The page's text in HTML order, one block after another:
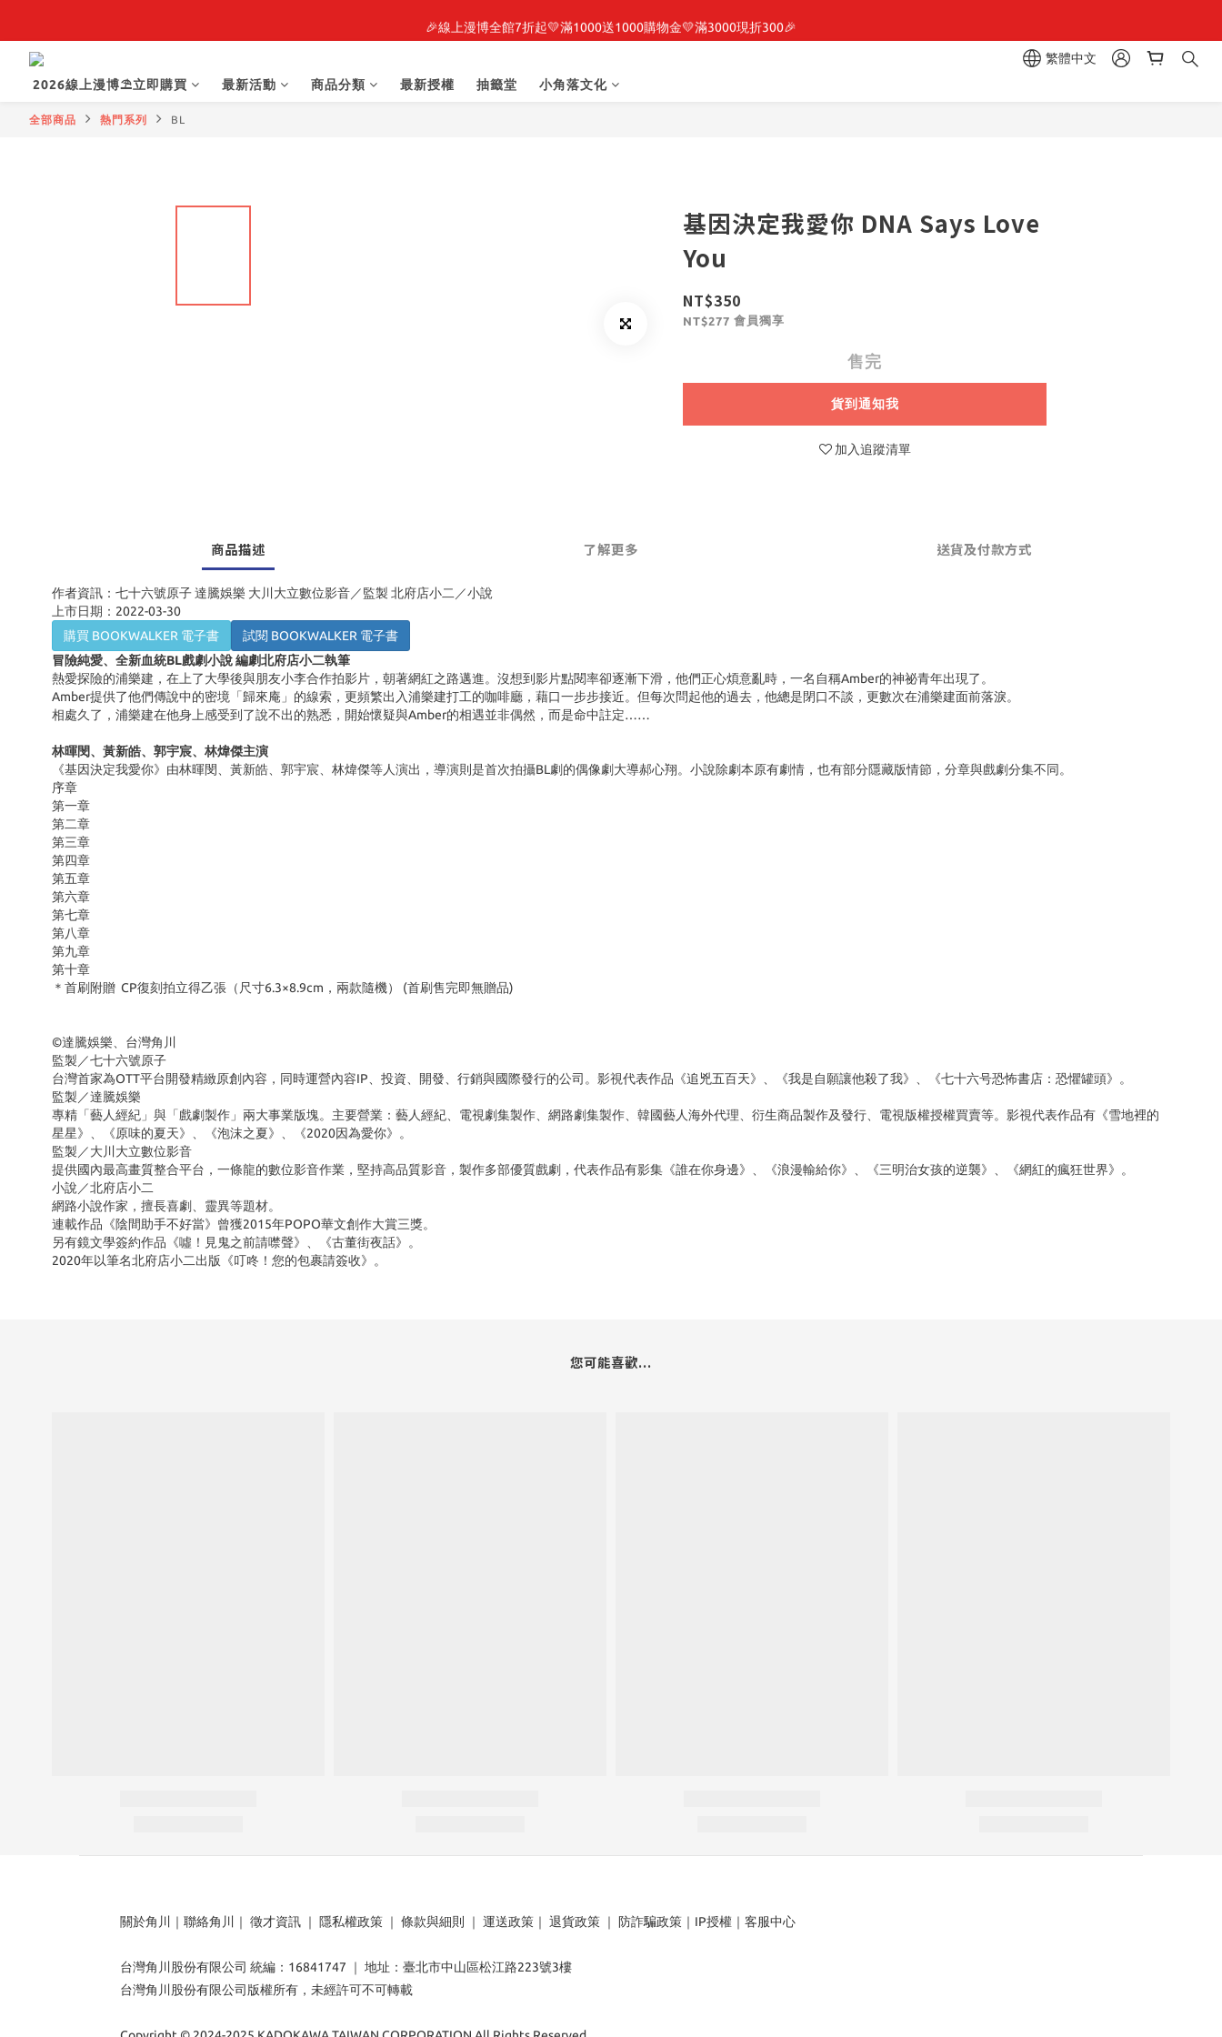
最新開賣🔥「全知讀者視角」 周邊商品
🎉線上漫博全館7折起💛滿1000送1000購物金💛滿3000現折300🎉
繁體中文
2026線上漫博⛱️立即購買
最新活動 商品分類 最新授權 抽籤堂 小角落文化
全部商品 熱門系列 BL
基因決定我愛你 DNA Says Love
You
NT$350
NT$277 會員獨享
售完
貨到通知我
加入追蹤清單
商品描述 了解更多 送貨及付款方式
作者資訊：七十六號原子 達騰娛樂 大川大立數位影音／監製 北府店小二／小說
上市日期：2022-03-30
購買 BOOKWALKER 電子書
試閱 BOOKWALKER 電子書
冒險純愛、全新血統BL戲劇小說 編劇北府店小二執筆
熱愛探險的浦樂建，在上了大學後與朋友小李合作拍影片，朝著網紅之路邁進。沒想到影片點閱率卻逐漸下滑，他們正心煩意亂時，一名自稱Amber的神祕青年出現了。
Amber提供了他們傳說中的密境「歸來庵」的線索，更頻繁出入浦樂建打工的咖啡廳，藉口一步步接近。但每次問起他的過去，他總是閉口不談，更數次在浦樂建面前落淚。
相處久了，浦樂建在他身上感受到了說不出的熟悉，開始懷疑與Amber的相遇並非偶然，而是命中註定……
林暉閔、黃新皓、郭宇宸、林煒傑主演
《基因決定我愛你》由林暉閔、黃新皓、郭宇宸、林煒傑等人演出，導演則是首次拍攝BL劇的偶像劇大導郝心翔。小說除劇本原有劇情，也有部分隱藏版情節，分章與戲劇分集不同。
序章
第一章
第二章
第三章
第四章
第五章
第六章
第七章
第八章
第九章
第十章
＊首刷附贈 CP復刻拍立得乙張（尺寸6.3×8.9cm，兩款隨機） (首刷售完即無贈品)
©達騰娛樂、台灣角川
監製／七十六號原子
台灣首家為OTT平台開發精緻原創內容，同時運營內容IP、投資、開發、行銷與國際發行的公司。影視代表作品《追兇五百天》、《我是自願讓他殺了我》、《七十六号恐怖書店：恐懼罐頭》。
監製／達騰娛樂
專精「藝人經紀」與「戲劇製作」兩大事業版塊。主要營業：藝人經紀、電視劇集製作、網路劇集製作、韓國藝人海外代理、衍生商品製作及發行、電視版權授權買賣等。影視代表作品有《雪地裡的
星星》、《原味的夏天》、《泡沫之夏》、《2020因為愛你》。
監製／大川大立數位影音
提供國內最高畫質整合平台，一條龍的數位影音作業，堅持高品質影音，製作多部優質戲劇，代表作品有影集《誰在你身邊》、《浪漫輸給你》、《三明治女孩的逆襲》、《網紅的瘋狂世界》。
小說／北府店小二
網路小說作家，擅長喜劇、靈異等題材。
連載作品《陰間助手不好當》曾獲2015年POPO華文創作大賞三獎。
另有鏡文學簽約作品《噓！見鬼之前請噤聲》、《古董街夜話》。
2020年以筆名北府店小二出版《叮咚！您的包裹請簽收》。
您可能喜歡...
關於角川 ｜ 聯絡角川 ｜ 徵才資訊 ｜ 隱私權政策 ｜ 條款與細則 ｜ 運送政策 ｜ 退貨政策 ｜ 防詐騙政策 ｜ IP授權 ｜ 客服中心
台灣角川股份有限公司 統編：16841747 ｜ 地址：臺北市中山區松江路223號3樓
台灣角川股份有限公司版權所有，未經許可不可轉載